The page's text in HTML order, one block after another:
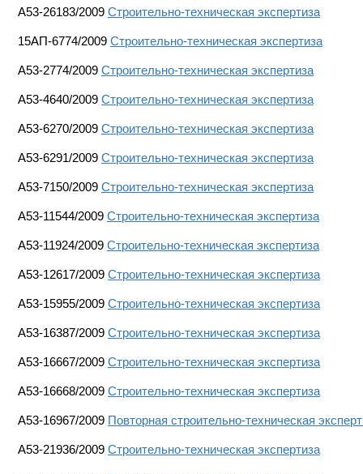
A53-26183/2009 Строительно-техническая экспертиза
15АП-6774/2009 Строительно-техническая экспертиза
А53-2774/2009 Строительно-техническая экспертиза
А53-4640/2009 Строительно-техническая экспертиза
А53-6270/2009 Строительно-техническая экспертиза
А53-6291/2009 Строительно-техническая экспертиза
А53-7150/2009 Строительно-техническая экспертиза
А53-11544/2009 Строительно-техническая экспертиза
А53-11924/2009 Строительно-техническая экспертиза
А53-12617/2009 Строительно-техническая экспертиза
A53-15955/2009 Строительно-техническая экспертиза
A53-16387/2009 Строительно-техническая экспертиза
A53-16667/2009 Строительно-техническая экспертиза
A53-16668/2009 Строительно-техническая экспертиза
A53-16967/2009 Повторная строительно-техническая
A53-21936/2009 Строительно-техническая экспертиза